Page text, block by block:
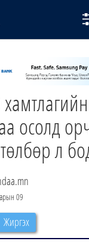
осолд
л
09
Жиргэх